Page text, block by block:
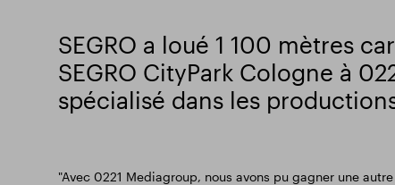
SEGRO a loué 1 100 mètres
SEGRO CityPark Cologne à
spécialisé dans les
"Avec 0221 Mediagroup, nous avons pu gagner une